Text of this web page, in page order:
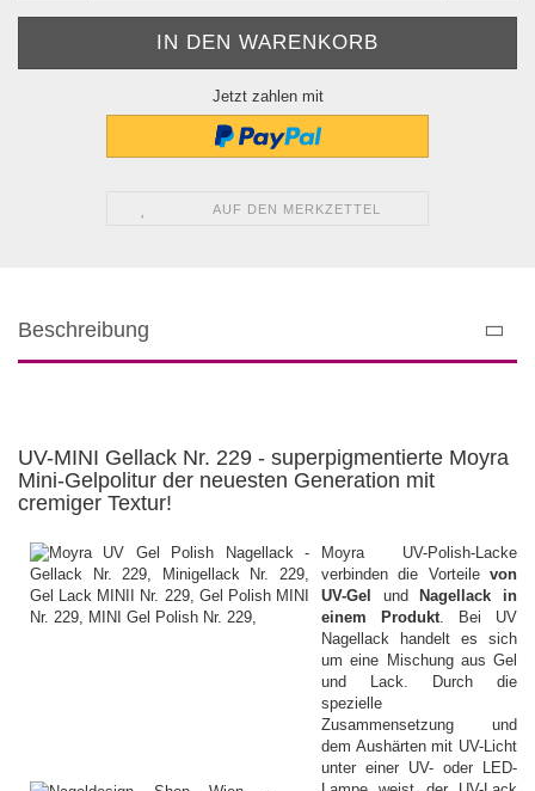
Jetzt zahlen mit
AUF DEN MERKZETTEL
Beschreibung
UV-MINI Gellack Nr. 229 - superpigmentierte Moyra
Mini-Gelpolitur der neuesten Generation mit
cremiger Textur!
Moyra UV-Polish-Lacke
verbinden die Vorteile von
UV-Gel undNagellack in
einem Produkt . Bei UV
Nagellack handelt es sich
um eine Mischung aus Gel
und Lack. Durch die
spezielle
Zusammensetzung und
dem Aushärten mit UV-Licht
unter einer UV- oder LED-